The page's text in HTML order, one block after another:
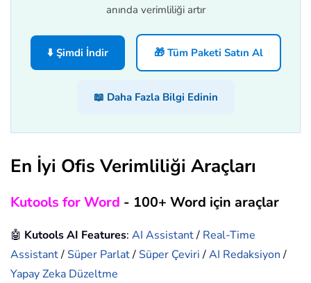
anında verimliliği artır
⬇️ Şimdi İndir 🎁 Tüm Paketi Satın Al
📖 Daha Fazla Bilgi Edinin
En İyi Ofis Verimliliği Araçları
Kutools for Word - 100+ Word için araçlar
🤖 Kutools AI Features: AI Assistant/ Real-Time
Assistant/ Süper Parlat/ Süper Çeviri/AI Redaksiyon/
Yapay Zeka Düzeltme